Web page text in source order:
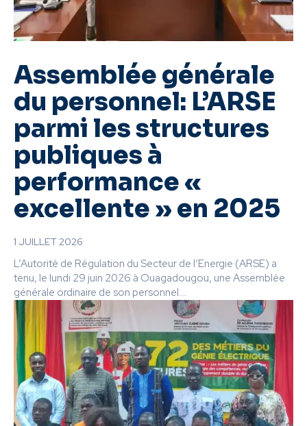
Assemblée générale
du personnel: L’ARSE
parmi les structures
publiques à
performance «
excellente » en 2025
1 JUILLET 2026
L’Autorité de Régulation du Secteur de l’Energie (ARSE) a
tenu, le lundi 29 juin 2026 à Ouagadougou, une Assemblée
générale ordinaire de son personnel....